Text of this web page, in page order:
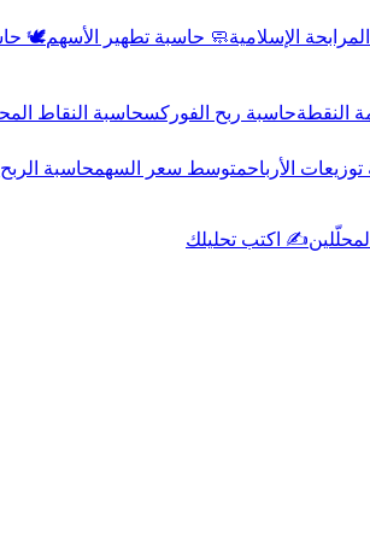
الإسلامية🧼 حاسبة تطهير الأسهم🕊️
النقطةحاسبة ربح الفوركسحاسبة النقاط
الأرباحمتوسط سعر السهمحاسبة الربح
✍️ اكتب تحليلك